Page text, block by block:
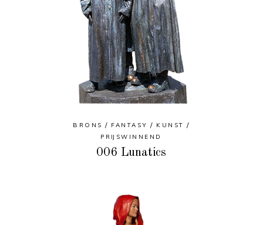
BRONS FANTASY
KUNST
PRIJSWINNEND
006 Lunatics